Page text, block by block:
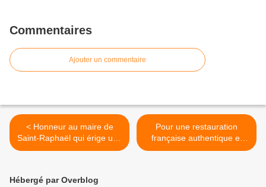
Commentaires
Ajouter un commentaire
< Honneur au maire de
Saint-Raphaël qui érige une
stèle en hommage aux
Pour une restauration
française authentique et
accessible >
Hébergé par Overblog